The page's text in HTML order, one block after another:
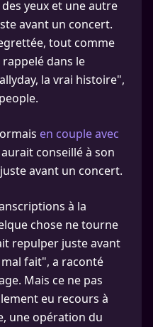
yeux et une autre
avant un concert.
tout comme
rappelé dans le
la vrai histoire",
en couple avec
aurait conseillé à son
avant un concert.
à la
chose ne tourne
repulper juste avant
fait", a raconté
Mais ce ne pas
eu recours à
une opération du